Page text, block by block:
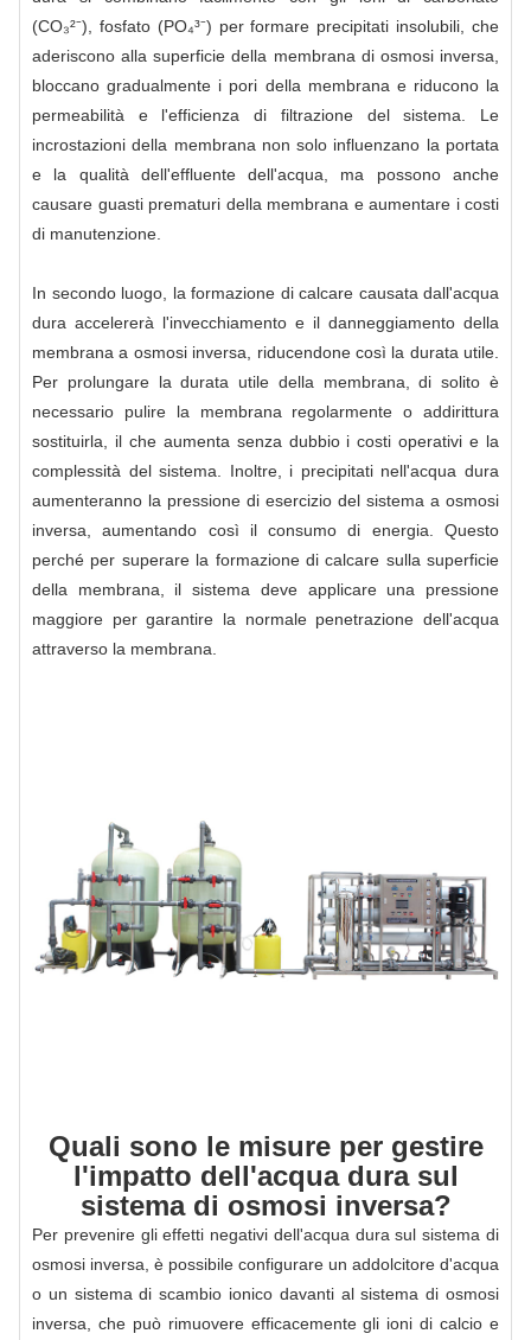
(CO₃²⁻), fosfato (PO₄³⁻) per formare precipitati insolubili, che
aderiscono alla superficie della membrana di osmosi inversa,
bloccano gradualmente i pori della membrana e riducono la
permeabilità e l'efficienza di filtrazione del sistema. Le
incrostazioni della membrana non solo influenzano la portata
e la qualità dell'effluente dell'acqua, ma possono anche
causare guasti prematuri della membrana e aumentare i costi
di manutenzione.
In secondo luogo, la formazione di calcare causata dall'acqua
dura accelererà l'invecchiamento e il danneggiamento della
membrana a osmosi inversa, riducendone così la durata utile.
Per prolungare la durata utile della membrana, di solito è
necessario pulire la membrana regolarmente o addirittura
sostituirla, il che aumenta senza dubbio i costi operativi e la
complessità del sistema. Inoltre, i precipitati nell'acqua dura
aumenteranno la pressione di esercizio del sistema a osmosi
inversa, aumentando così il consumo di energia. Questo
perché per superare la formazione di calcare sulla superficie
della membrana, il sistema deve applicare una pressione
maggiore per garantire la normale penetrazione dell'acqua
attraverso la membrana.
Quali sono le misure per gestire
l'impatto dell'acqua dura sul
sistema di osmosi inversa?
Per prevenire gli effetti negativi dell'acqua dura sul sistema di
osmosi inversa, è possibile configurare un addolcitore d'acqua
o un sistema di scambio ionico davanti al sistema di osmosi
inversa, che può rimuovere efficacemente gli ioni di calcio e